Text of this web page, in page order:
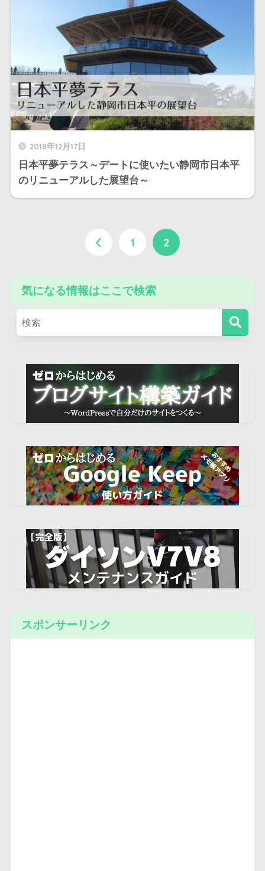
2018年12月17日
日本平夢テラス～デートに使いたい静岡市日本平
のリニューアルした展望台～
1 2
気になる情報はここで検索
スポンサーリンク